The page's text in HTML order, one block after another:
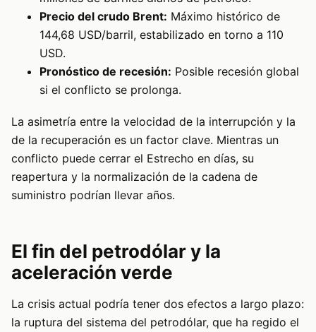
Precio del crudo Brent: Máximo histórico de
144,68 USD/barril, estabilizado en torno a 110
USD.
Pronóstico de recesión: Posible recesión global
si el conflicto se prolonga.
La asimetría entre la velocidad de la interrupción y la
de la recuperación es un factor clave. Mientras un
conflicto puede cerrar el Estrecho en días, su
reapertura y la normalización de la cadena de
suministro podrían llevar años.
El fin del petrodólar y la
aceleración verde
La crisis actual podría tener dos efectos a largo plazo:
la ruptura del sistema del petrodólar, que ha regido el